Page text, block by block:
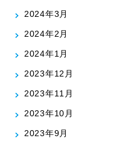
2024年3月
2024年2月
2024年1月
2023年12月
2023年11月
2023年10月
2023年9月